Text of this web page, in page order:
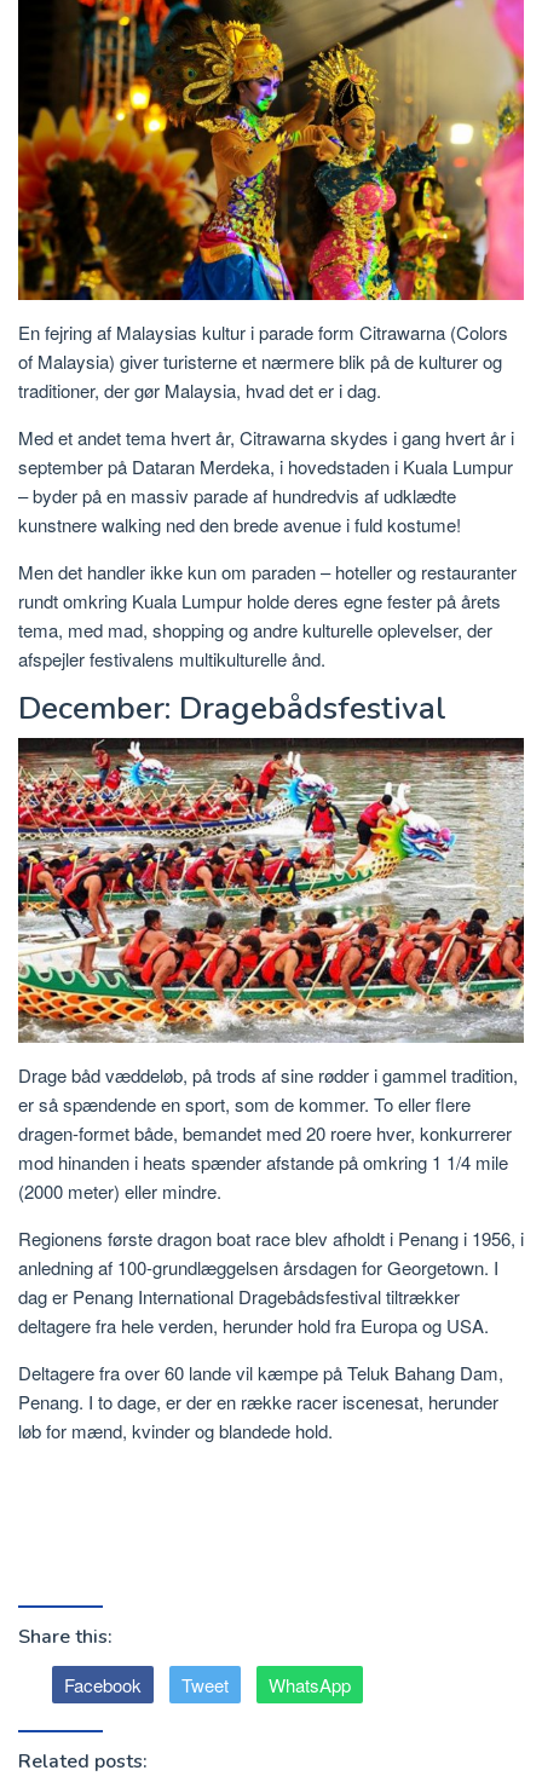
En fejring af Malaysias kultur i parade form Citrawarna (Colors
of Malaysia) giver turisterne et nærmere blik på de kulturer og
traditioner, der gør Malaysia, hvad det er i dag.
Med et andet tema hvert år, Citrawarna skydes i gang hvert år i
september på Dataran Merdeka, i hovedstaden i Kuala Lumpur
– byder på en massiv parade af hundredvis af udklædte
kunstnere walking ned den brede avenue i fuld kostume!
Men det handler ikke kun om paraden – hoteller og restauranter
rundt omkring Kuala Lumpur holde deres egne fester på årets
tema, med mad, shopping og andre kulturelle oplevelser, der
afspejler festivalens multikulturelle ånd.
December: Dragebådsfestival
Drage båd væddeløb, på trods af sine rødder i gammel tradition,
er så spændende en sport, som de kommer. To eller flere
dragen-formet både, bemandet med 20 roere hver, konkurrerer
mod hinanden i heats spænder afstande på omkring 1 1/4 mile
(2000 meter) eller mindre.
Regionens første dragon boat race blev afholdt i Penang i 1956, i
anledning af 100-grundlæggelsen årsdagen for Georgetown. I
dag er Penang International Dragebådsfestival tiltrækker
deltagere fra hele verden, herunder hold fra Europa og USA.
Deltagere fra over 60 lande vil kæmpe på Teluk Bahang Dam,
Penang. I to dage, er der en række racer iscenesat, herunder
løb for mænd, kvinder og blandede hold.
Share this:
Facebook Tweet WhatsApp
Related posts: